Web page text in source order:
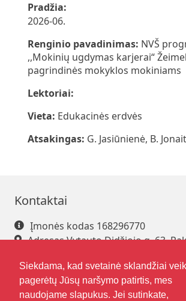
Pradžia:
2026-06.
Renginio pavadinimas: NVŠ
,,Mokinių ugdymas karjerai“
pagrindinės mokyklos mokiniams
Lektoriai:
Vieta: Edukacinės erdvės
Atsakingas: G. Jasiūnienė, B.
Kontaktai
Įmonės kodas 168296770
Adresas Vytauto Didžiojo g. 63,
El. paštaspakrsjc@gmail.com
Siekdama, kad svetainė sklandžiai
pagerėtų Jūsų naršymo patirtis, mes
naudojame slapukus. Jei sutinkate,